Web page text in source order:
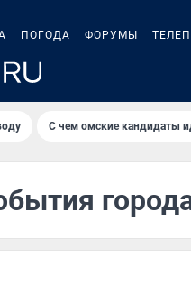
ПОГОДА ФОРУМЫ
С чем омские кандидаты